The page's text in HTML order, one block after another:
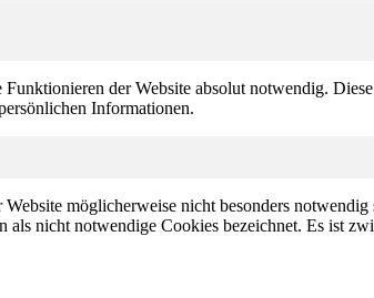
der Website absolut notwendig.
Informationen.
möglicherweise nicht besonders
als nicht notwendige Cookies bezeichnet. Es ist